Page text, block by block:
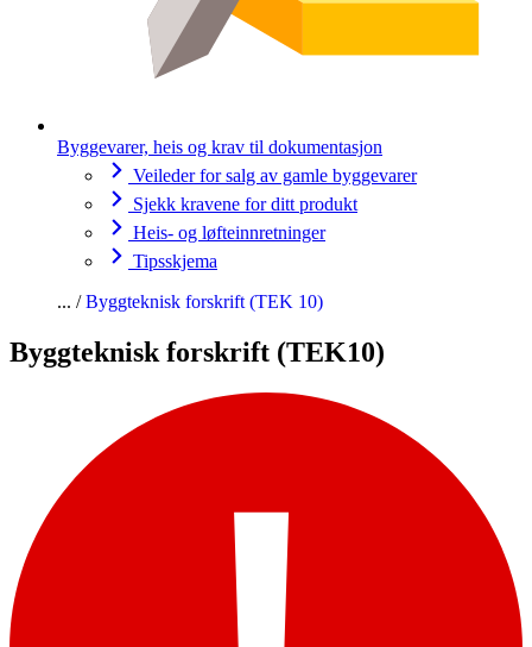
Byggevarer, heis og krav til dokumentasjon
Veileder for salg av gamle byggevarer
Sjekk kravene for ditt produkt
Heis- og løfteinnretninger
Tipsskjema
Byggteknisk forskrift (TEK 10)
Byggteknisk forskrift (TEK10)